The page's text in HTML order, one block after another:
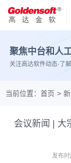
聚焦中台和人
关注高达软件动态·了
当前位置：首页 >
会议新闻 | 大
发布